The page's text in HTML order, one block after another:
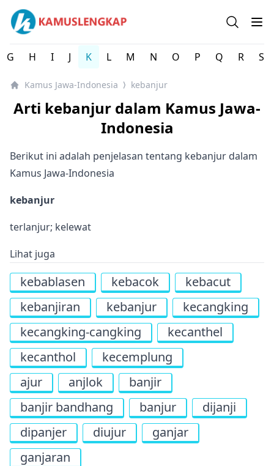
Kamus Lengkap Jawa-Indonesia - Kamus Bahasa Daerah
Open
G H I J K L M N O P Q R S
Kamus Jawa-Indonesia ⟩ kebanjur
Arti kebanjur dalam Kamus Jawa-
Indonesia
Berikut ini adalah penjelasan tentang kebanjur dalam
Kamus Jawa-Indonesia
kebanjur
terlanjur; kelewat
Lihat juga
kebablasen kebacok
kebacut
kebanjiran
kebanjur
kecangking
kecangking-cangking
kecanthel
kecanthol
kecemplung
ajur
anjlok
banjir
banjir bandhang
banjur
dijanji
dipanjer
diujur
ganjar
ganjaran